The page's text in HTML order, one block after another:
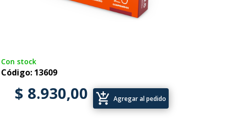
Con stock
Código: 13609
$ 8.930,00 add_shopping_cart Agregar al pedido